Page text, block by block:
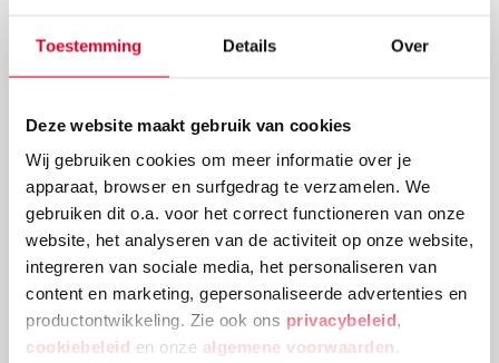
Toestemming Details Over
Deze website maakt gebruik van cookies
Wij gebruiken cookies om meer informatie over je
apparaat, browser en surfgedrag te verzamelen. We
gebruiken dit o.a. voor het correct functioneren van onze
website, het analyseren van de activiteit op onze website,
integreren van sociale media, het personaliseren van
content en marketing, gepersonaliseerde advertenties en
productontwikkeling. Zie ook ons privacybeleid,
cookiebeleid en onze algemene voorwaarden .